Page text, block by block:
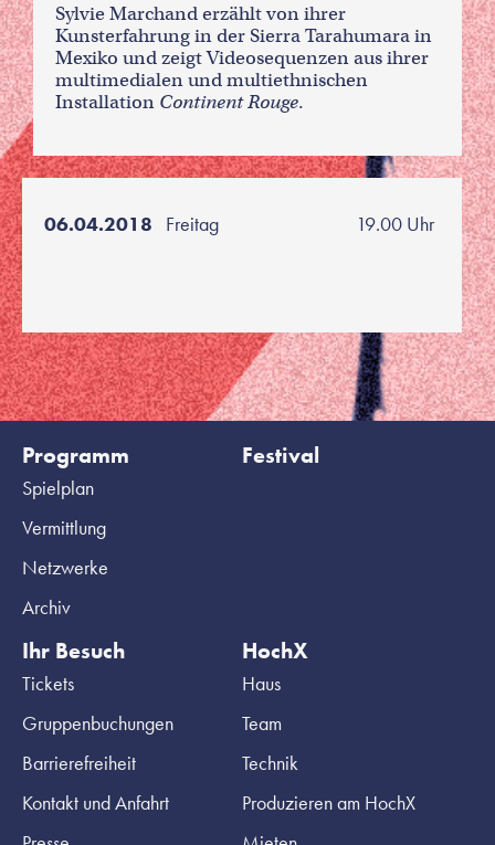
Sylvie Marchand erzählt von ihrer
Kunsterfahrung in der Sierra Tarahumara in
Mexiko und zeigt Videosequenzen aus ihrer
multimedialen und multiethnischen
Installation Continent Rouge.
06.04.2018 Freitag 19.00 Uhr
Programm
Spielplan
Vermittlung
Netzwerke
Archiv
Festival
Ihr Besuch
Tickets
Gruppenbuchungen
Barrierefreiheit
Kontakt und Anfahrt
HochX
Haus
Team
Technik
Produzieren am HochX